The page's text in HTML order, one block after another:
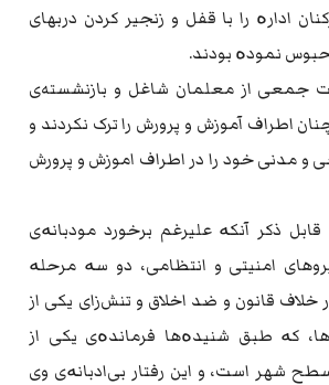
ادارە را با قفل و زنجیر کردن دربهای
نمودە بودند.
جمعی از معلمان شاغل و بازنشسته‌ی
اطراف آموزش و پرورش را ترک نکردند و
و مدنی خود را در اطراف اموزش و پرورش
قابل ذکر آنکە علیرغم برخورد مودبانەی
امنیتی و انتظامی، دو سە مرحلە
خلاف قانون و ضد اخلاق و تنش‌زای یکی از
کە طبق شنیدەها فرماندەی یکی از
شهر است، و این رفتار بی‌ادبانەی وی